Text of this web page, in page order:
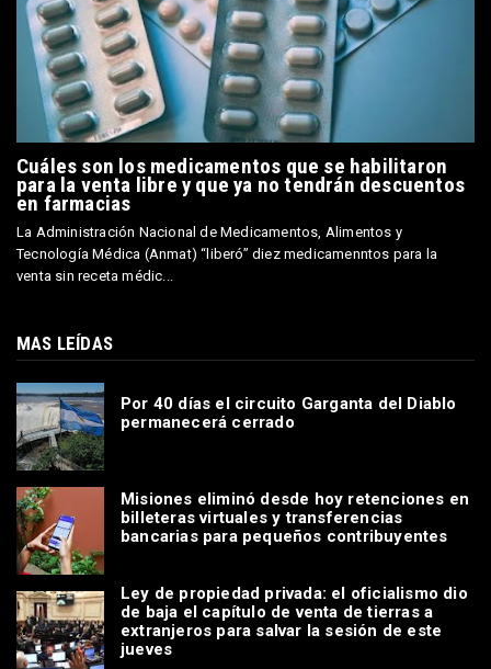
Cuáles son los medicamentos que se habilitaron
para la venta libre y que ya no tendrán descuentos
en farmacias
La Administración Nacional de Medicamentos, Alimentos y
Tecnología Médica (Anmat) “liberó” diez medicamenntos para la
venta sin receta médic...
MAS LEÍDAS
Por 40 días el circuito Garganta del Diablo
permanecerá cerrado
Misiones eliminó desde hoy retenciones en
billeteras virtuales y transferencias
bancarias para pequeños contribuyentes
Ley de propiedad privada: el oficialismo dio
de baja el capítulo de venta de tierras a
extranjeros para salvar la sesión de este
jueves